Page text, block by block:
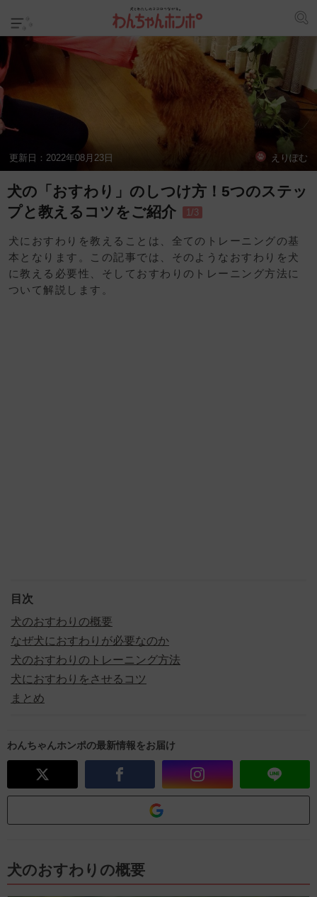
更新日： 2022年08月23日 えりぽむ
犬の「おすわり」のしつけ方！5つのステッ
プと教えるコツをご紹介
1/3
犬におすわりを教えることは、全てのトレーニングの基
本となります。この記事では、そのようなおすわりを犬
に教える必要性、そしておすわりのトレーニング方法に
ついて解説します。
目次
犬のおすわりの概要
なぜ犬におすわりが必要なのか
犬のおすわりのトレーニング方法
犬におすわりをさせるコツ
まとめ
わんちゃんホンポの最新情報をお届け
犬のおすわりの概要